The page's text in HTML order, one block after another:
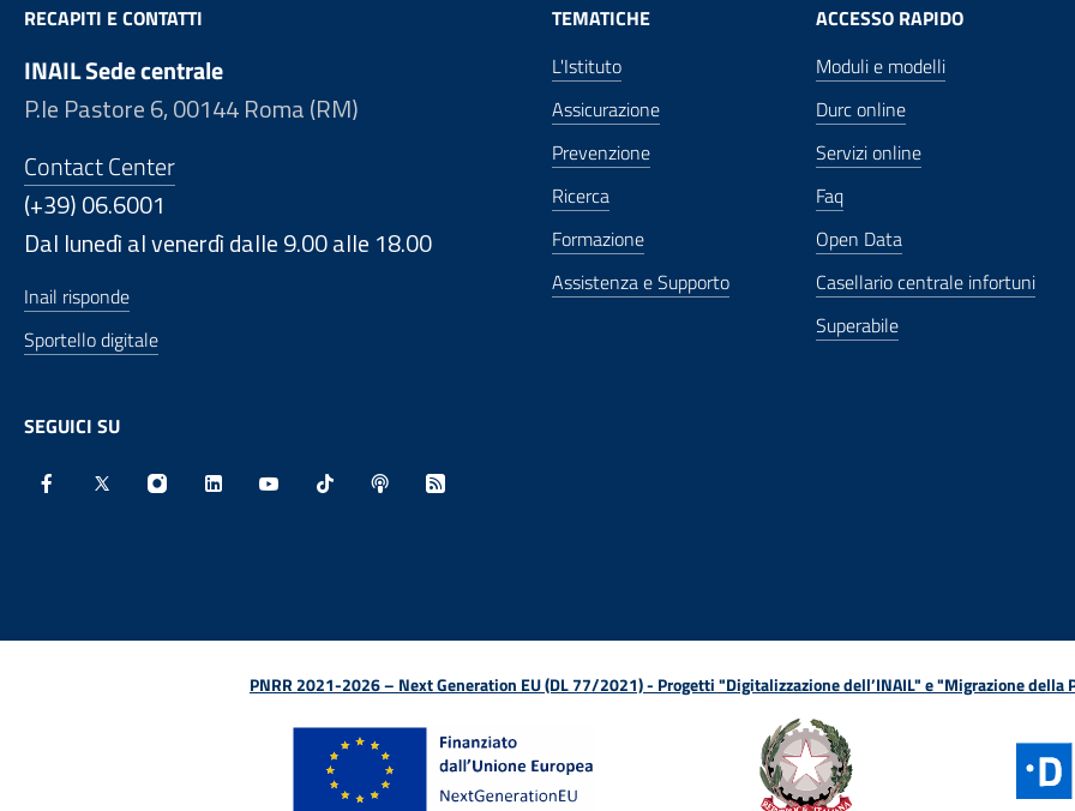
RECAPITI E CONTATTI
INAIL Sede centrale
P.le Pastore 6, 00144 Roma (RM)
Contact Center
(+39) 06.6001
Dal lunedì al venerdì dalle 9.00 alle 18.00
Inail risponde
Sportello digitale
SEGUICI SU
TEMATICHE
L'Istituto
Assicurazione
Prevenzione
Ricerca
Formazione
Assistenza e Supporto
ACCESSO RAPIDO
Moduli e modelli
Durc online
Servizi online
Faq
Open Data
Casellario centrale infortuni
Superabile
PNRR 2021-2026 – Next Generation EU (DL 77/2021) - Progetti "Digitalizzazione dell’INAIL" e "Migrazione della